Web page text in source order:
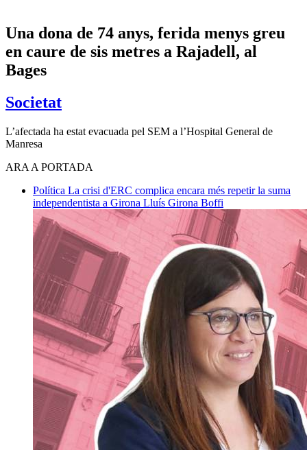
Una dona de 74 anys, ferida menys greu
en caure de sis metres a Rajadell, al
Bages
Societat
L’afectada ha estat evacuada pel SEM a l’Hospital General de
Manresa
ARA A PORTADA
Política La crisi d'ERC complica encara més repetir la suma
independentista a Girona Lluís Girona Boffi